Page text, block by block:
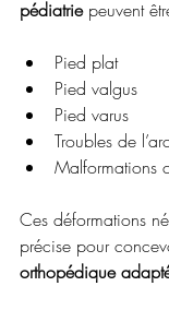
pédiatrie peuvent
Pied plat
Pied valgus
Pied varus
Troubles de
Malformations
Ces déformations
précise pour
orthopédique